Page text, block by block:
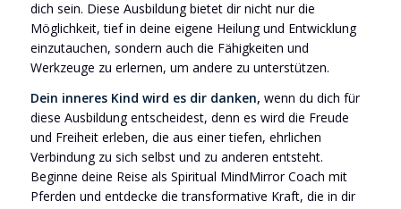
dich sein. Diese Ausbildung bietet dir nicht nur die
Möglichkeit, tief in deine eigene Heilung und Entwicklung
einzutauchen, sondern auch die Fähigkeiten und
Werkzeuge zu erlernen, um andere zu unterstützen.
Dein inneres Kind wird es dir danken, wenn du dich für
diese Ausbildung entscheidest, denn es wird die Freude
und Freiheit erleben, die aus einer tiefen, ehrlichen
Verbindung zu sich selbst und zu anderen entsteht.
Beginne deine Reise als Spiritual MindMirror Coach mit
Pferden und entdecke die transformative Kraft, die in dir